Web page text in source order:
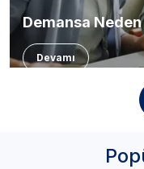
Demansa
Devamı